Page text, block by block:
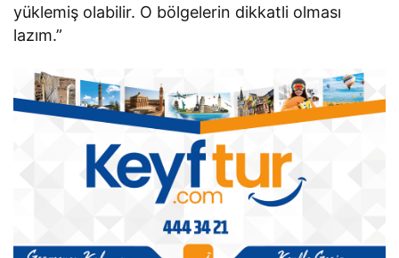
yüklemiş olabilir. O bölgelerin dikkatli olması
lazım.”